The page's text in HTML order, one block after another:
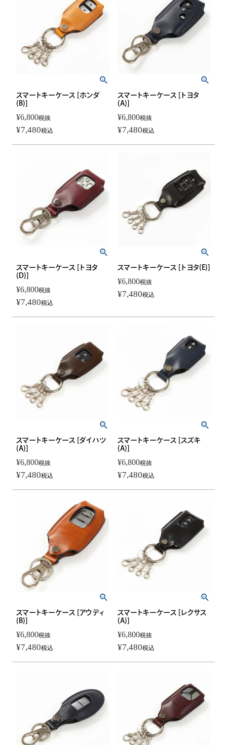
スマートキーケース [ホンダ
(B)]
¥6,800税抜
¥7,480税込
スマートキーケース [トヨタ
(A)]
¥6,800税抜
¥7,480税込
スマートキーケース [トヨタ
(D)]
¥6,800税抜
¥7,480税込
スマートキーケース [トヨタ(E)]
¥6,800税抜
¥7,480税込
スマートキーケース [ダイハツ
(A)]
¥6,800税抜
¥7,480税込
スマートキーケース [スズキ
(A)]
¥6,800税抜
¥7,480税込
スマートキーケース [アウディ
(B)]
¥6,800税抜
¥7,480税込
スマートキーケース [レクサス
(A)]
¥6,800税抜
¥7,480税込